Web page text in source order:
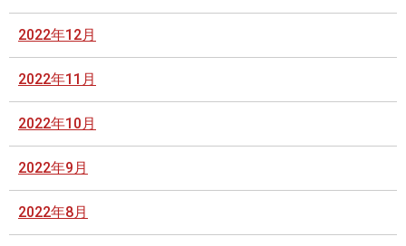
2022年12月
2022年11月
2022年10月
2022年9月
2022年8月